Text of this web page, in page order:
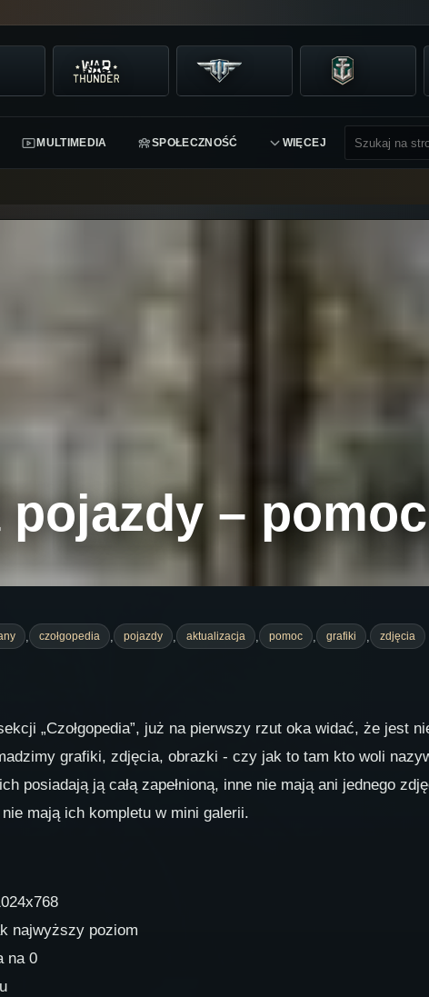
MULTIMEDIA SPOŁECZNOŚĆ WIĘCEJ
pojazdy –
, czołgopedia , pojazdy , aktualizacja , pomoc , grafiki , zdjęcia
„Czołgopedia”, już na pierwszy rzut oka widać, że jest
grafiki, zdjęcia, obrazki - czy jak to tam kto woli
posiadają ją całą zapełnioną, inne nie mają ani jednego
mają ich kompletu w mini galerii.
najwyższy poziom
na 0